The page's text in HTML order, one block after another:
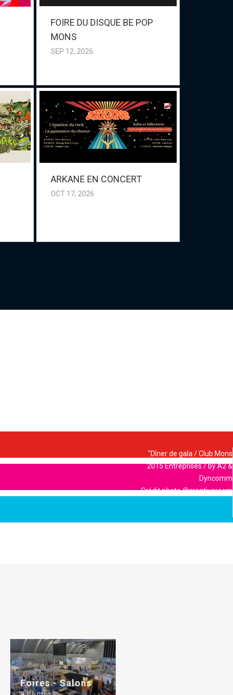
FOIRE DU DISQUE BE POP
MONS
SEP 12, 2026
ARKANE EN CONCERT
OCT 17, 2026
"Dîner de gala / Club Mons
2015 Entreprises / by A2 &
Dyncomm
Crédit photo @creativeroom
Foires - Salons